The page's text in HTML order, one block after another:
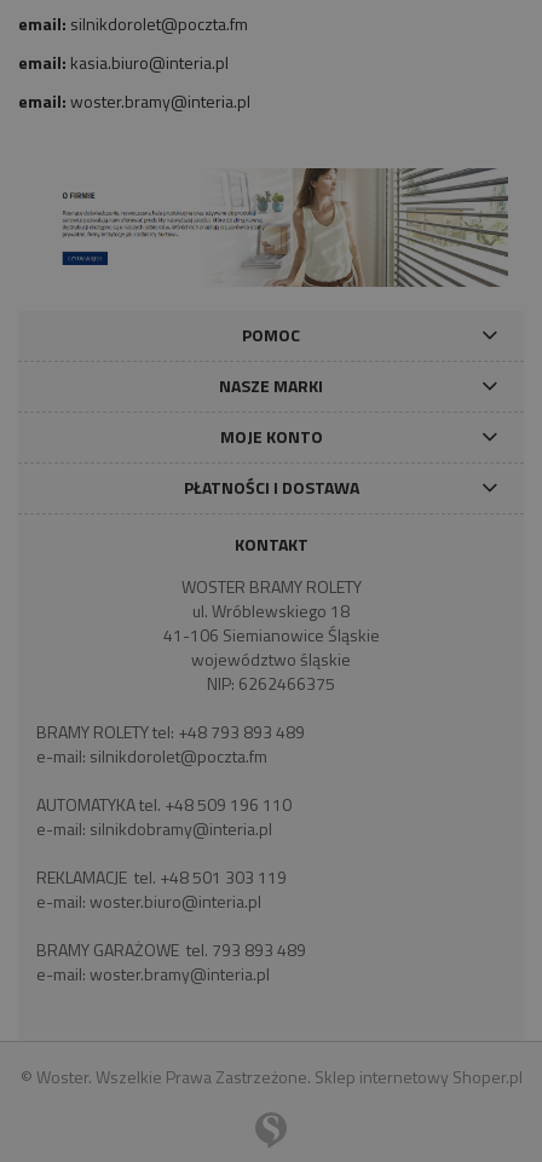
email: silnikdorolet@poczta.fm
email: kasia.biuro@interia.pl
email:woster.bramy@interia.pl
POMOC
NASZE MARKI
MOJE KONTO
PŁATNOŚCI I DOSTAWA
KONTAKT
WOSTER BRAMY ROLETY
ul. Wróblewskiego 18
41-106 Siemianowice Śląskie
województwo śląskie
NIP: 6262466375
BRAMY ROLETY tel: +48 793 893 489
e-mail: silnikdorolet@poczta.fm
AUTOMATYKA tel. +48 509 196 110
e-mail: silnikdobramy@interia.pl
REKLAMACJE tel. +48 501 303 119
e-mail:woster.biuro@interia.pl
BRAMY GARAŻOWE tel. 793 893 489
e-mail:woster.bramy@interia.pl
© Woster. Wszelkie Prawa Zastrzeżone. Sklep internetowy Shoper.pl